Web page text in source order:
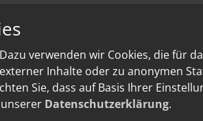
verwenden wir Cookies, die für
Inhalte oder zu anonymen
Sie, dass auf Basis Ihrer
Datenschutzerklärung.